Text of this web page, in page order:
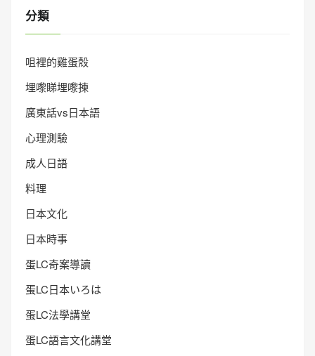
分類
咀裡的雞蛋殼
埋嚟睇埋嚟揀
廣東話vs日本語
心理測驗
成人日語
料理
日本文化
日本時事
蛋LC奇案導讀
蛋LC日本いろは
蛋LC法學講堂
蛋LC語言文化講堂